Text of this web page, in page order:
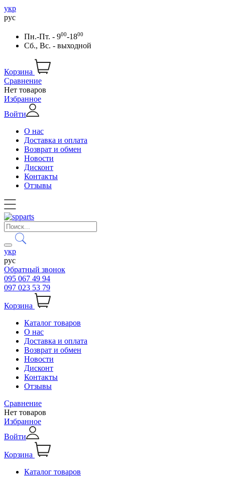
укр
рус
Пн.-Пт. - 900-1800
Сб., Вс. - выходной
Корзина
Сравнение
Нет товаров
Избранное
Войти
О нас
Доставка и оплата
Возврат и обмен
Новости
Дисконт
Контакты
Отзывы
укр
рус
Обратный звонок
095 067 49 94
097 023 53 79
Корзина
Каталог товаров
О нас
Доставка и оплата
Возврат и обмен
Новости
Дисконт
Контакты
Отзывы
Сравнение
Нет товаров
Избранное
Войти
Корзина
Каталог товаров